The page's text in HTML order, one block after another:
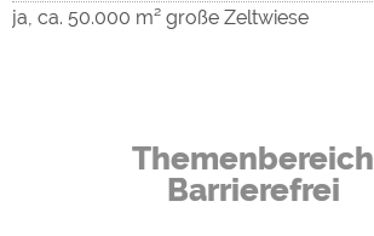
ja, ca. 50.000 m² große Zeltwiese
Themenbereich
Barrierefrei